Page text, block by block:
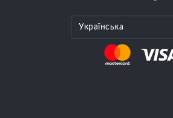
Українська